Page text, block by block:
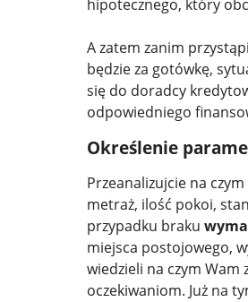
hipotecznego, który
A zatem zanim
będzie za gotówkę,
się do doradcy
odpowiedniego
Określenie
Przeanalizujcie na
metraż, ilość pokoi,
przypadku braku
miejsca postojowego,
wiedzieli na czym Wam
oczekiwaniom. Już na